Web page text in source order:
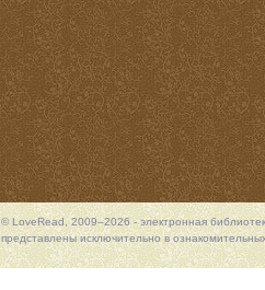
© LoveRead, 2009–2026 - электронная
представлены исключительно в